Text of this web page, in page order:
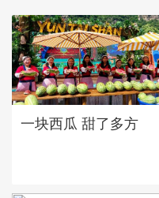
一块西瓜 甜了多方